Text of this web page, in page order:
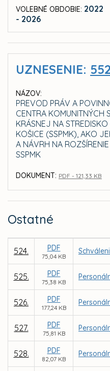
VOLEBNÉ OBDOBIE: 2022
- 2026
UZNESENIE: 552
NÁZOV:
PREVOD PRÁV A
CENTRA KOMUNITNÝCH
KRÁSNEJ NA
KOŠICE (SSPMK), AKO
A NÁVRH NA
SSPMK
DOKUMENT: PDF - 121,33 KB
Ostatné
524. PDF
75,04 KB
525. PDF
75,38 KB
526. PDF
177,24 KB
527. PDF
75,81 KB
528. PDF
82,07 KB